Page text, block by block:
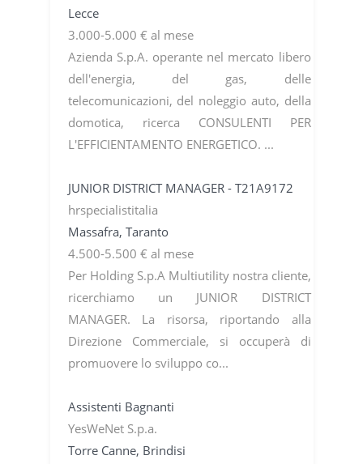
Lecce
3.000-5.000 € al mese
Azienda S.p.A. operante nel mercato libero
dell'energia, del gas, delle
telecomunicazioni, del noleggio auto, della
domotica, ricerca CONSULENTI PER
L'EFFICIENTAMENTO ENERGETICO. ...
JUNIOR DISTRICT MANAGER - T21A9172
hrspecialistitalia
Massafra, Taranto
4.500-5.500 € al mese
Per Holding S.p.A Multiutility nostra cliente,
ricerchiamo un JUNIOR DISTRICT
MANAGER. La risorsa, riportando alla
Direzione Commerciale, si occuperà di
promuovere lo sviluppo co...
Assistenti Bagnanti
YesWeNet S.p.a.
Torre Canne, Brindisi